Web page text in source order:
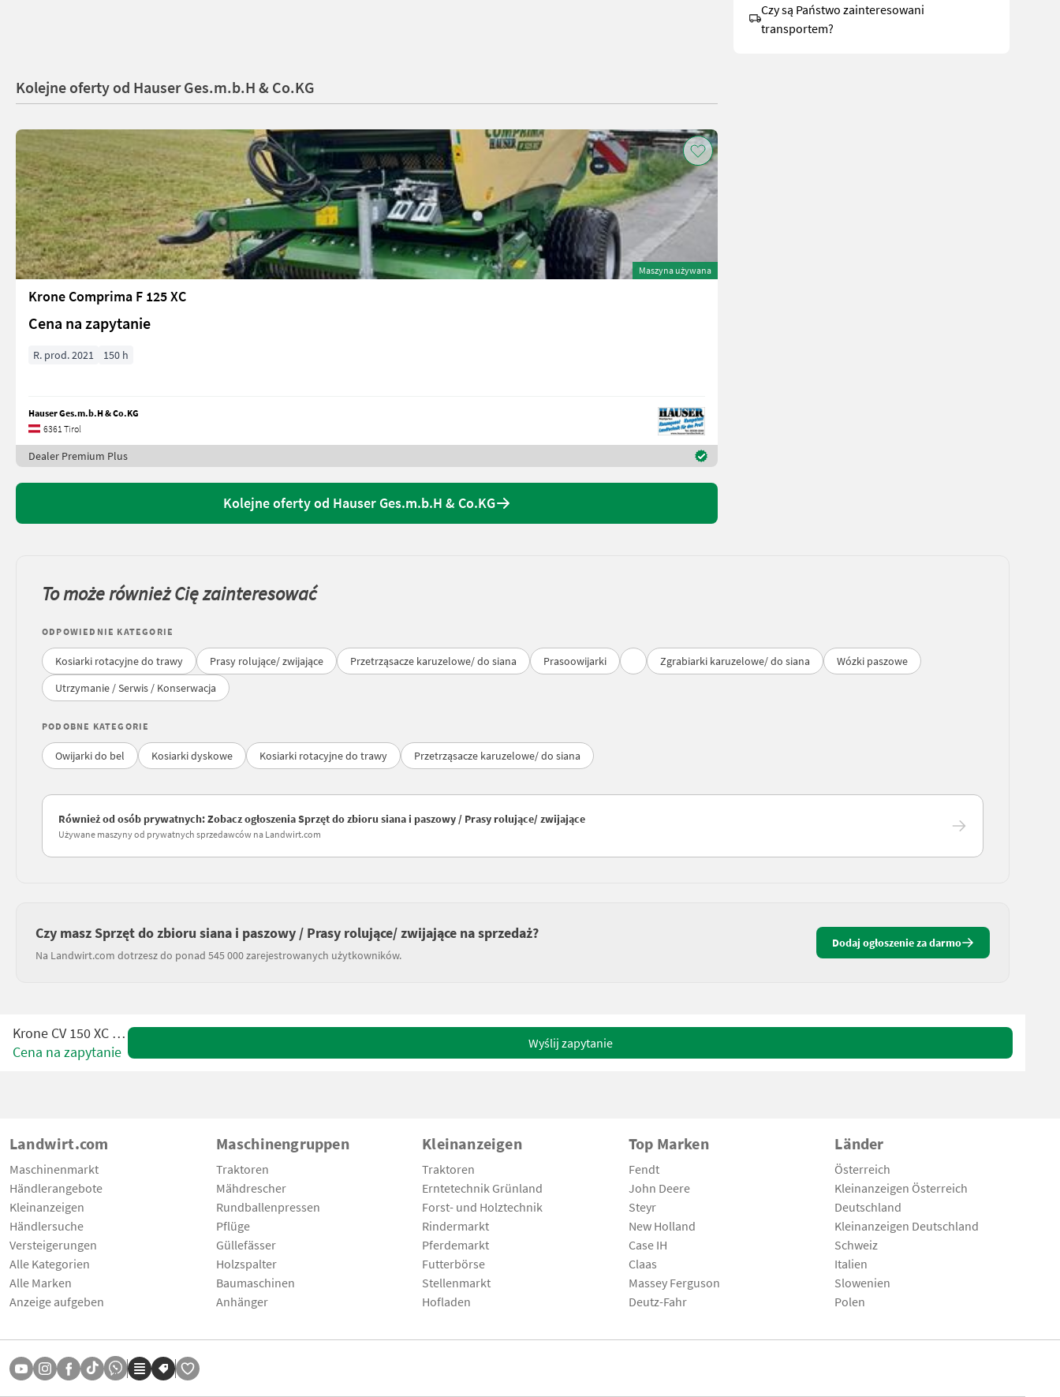
Czy są Państwo zainteresowani
transportem?
Kolejne oferty od Hauser Ges.m.b.H & Co.KG
Maszyna używana
Krone Comprima F 125 XC
Cena na zapytanie
R. prod. 2021 150 h
Hauser Ges.m.b.H & Co.KG
6361 Tirol
Dealer Premium Plus
Kolejne oferty od Hauser Ges.m.b.H & Co.KG
To może również Cię zainteresować
ODPOWIEDNIE KATEGORIE
Kosiarki rotacyjne do trawy Prasy rolujące/ zwijające Przetrząsacze karuzelowe/ do siana Prasoowijarki Zgrabiarki karuzelowe/ do siana
Wózki paszowe
Utrzymanie / Serwis / Konserwacja
PODOBNE KATEGORIE
Owijarki do bel Kosiarki dyskowe Kosiarki rotacyjne do trawy Przetrząsacze karuzelowe/ do siana
Również od osób prywatnych: Zobacz ogłoszenia Sprzęt do zbioru siana i paszowy / Prasy rolujące/ zwijające
Używane maszyny od prywatnych sprzedawców na Landwirt.com
Czy masz Sprzęt do zbioru siana i paszowy / Prasy rolujące/ zwijające na sprzedaż?
Na Landwirt.com dotrzesz do ponad 545 000 zarejestrowanych użytkowników.
Dodaj ogłoszenie za darmo
Krone CV 150 XC PLUS
Cena na zapytanie
Wyślij zapytanie
Landwirt.com
Maschinenmarkt
Händlerangebote
Kleinanzeigen
Händlersuche
Versteigerungen
Alle Kategorien
Alle Marken
Anzeige aufgeben
Maschinengruppen
Traktoren
Mähdrescher
Rundballenpressen
Pflüge
Güllefässer
Holzspalter
Baumaschinen
Anhänger
Kleinanzeigen
Traktoren
Erntetechnik Grünland
Forst- und Holztechnik
Rindermarkt
Pferdemarkt
Futterbörse
Stellenmarkt
Hofladen
Top Marken
Fendt
John Deere
Steyr
New Holland
Case IH
Claas
Massey Ferguson
Deutz-Fahr
Länder
Österreich
Kleinanzeigen Österreich
Deutschland
Kleinanzeigen Deutschland
Schweiz
Italien
Slowenien
Polen